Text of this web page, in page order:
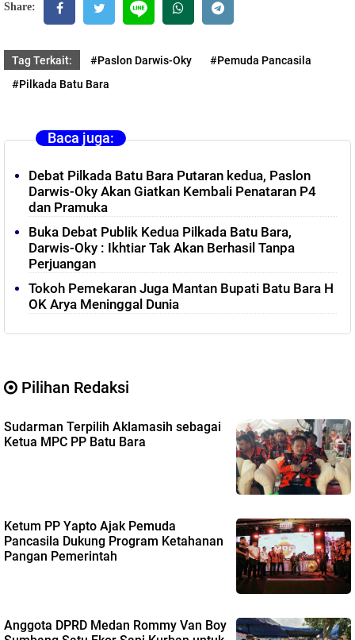
Share:
Tag Terkait: #Paslon Darwis-Oky
#Pemuda Pancasila
#Pilkada Batu Bara
Baca juga:
Debat Pilkada Batu Bara Putaran kedua, Paslon
Darwis-Oky Akan Giatkan Kembali Penataran P4
dan Pramuka
Buka Debat Publik Kedua Pilkada Batu Bara,
Darwis-Oky : Ikhtiar Tak Akan Berhasil Tanpa
Perjuangan
Tokoh Pemekaran Juga Mantan Bupati Batu Bara H
OK Arya Meninggal Dunia
Pilihan Redaksi
Sudarman Terpilih Aklamasih sebagai
Ketua MPC PP Batu Bara
Ketum PP Yapto Ajak Pemuda
Pancasila Dukung Program Ketahanan
Pangan Pemerintah
Anggota DPRD Medan Rommy Van Boy